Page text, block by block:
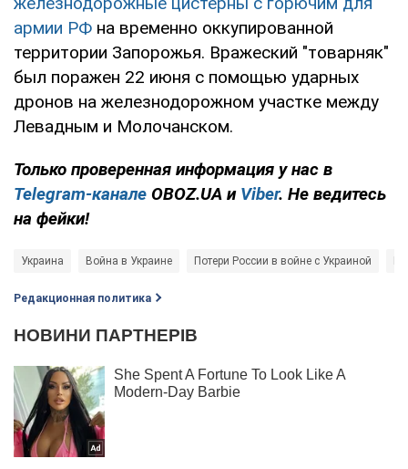
армии РФ на временно оккупированной
территории Запорожья. Вражеский "товарняк"
был поражен 22 июня с помощью ударных
дронов на железнодорожном участке между
Левадным и Молочанском.
Только проверенная информация у нас в
Telegram-канале OBOZ.UA и Viber. Не ведитесь
на фейки!
Украина Война в Украине Потери России в войне с Украиной
Редакционная политика